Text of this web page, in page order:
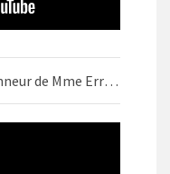
Divré Hizouk en l’honneur de Mme Errera ז״ל Motsaei Chabbat BO 1er Fevrier 2025